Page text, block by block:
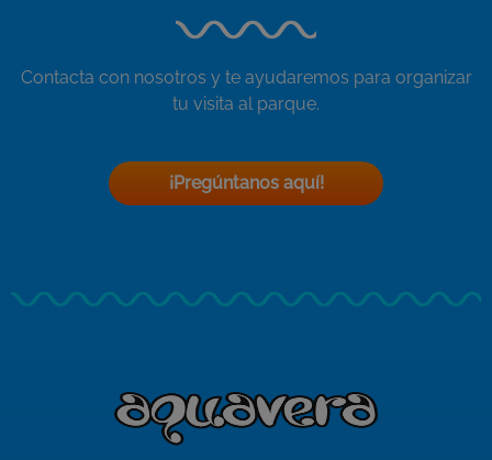
Contacta con nosotros y te ayudaremos para organizar
tu visita al parque.
¡Pregúntanos aquí!